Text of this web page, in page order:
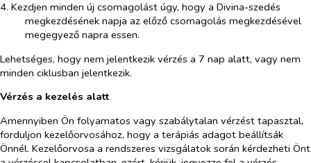
4. Kezdjen minden új csomagolást úgy, hogy a Divina-szedés
megkezdésének napja az előző csomagolás megkezdésével
megegyező napra essen.
Lehetséges, hogy nem jelentkezik vérzés a 7 nap alatt, vagy nem
minden ciklusban jelentkezik.
Vérzés a kezelés alatt
Amennyiben Ön folyamatos vagy szabálytalan vérzést tapasztal,
forduljon kezelőorvosához, hogy a terápiás adagot beállítsák
Önnél. Kezelőorvosa a rendszeres vizsgálatok során kérdezheti Önt